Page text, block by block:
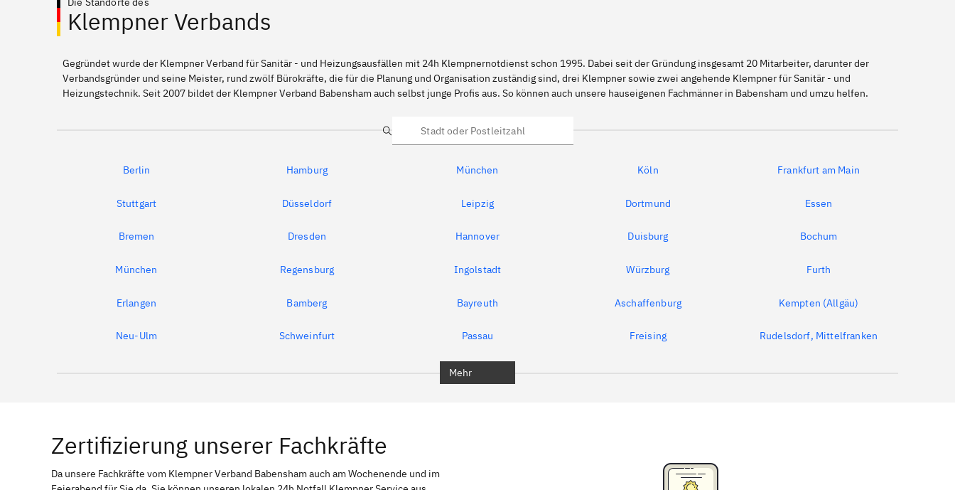
Klempner Verbands
Gegründet wurde der Klempner Verband für Sanitär - und Heizungsausfällen mit 24h Klempnernotdienst schon 1995. Dabei seit der Gründung insgesamt 20 Mitarbeiter, darunter der
Verbandsgründer und seine Meister, rund zwölf Bürokräfte, die für die Planung und Organisation zuständig sind, drei Klempner sowie zwei angehende Klempner für Sanitär - und
Heizungstechnik. Seit 2007 bildet der Klempner Verband Babensham auch selbst junge Profis aus. So können auch unsere hauseigenen Fachmänner in Babensham und umzu helfen.
Suche
Berlin Hamburg München Köln Frankfurt am Main
Stuttgart Düsseldorf Leipzig Dortmund Essen
Bremen Dresden Hannover Duisburg Bochum
München Regensburg Ingolstadt Würzburg Furth
Erlangen Bamberg Bayreuth Aschaffenburg Kempten (Allgäu)
Neu-Ulm Schweinfurt Passau Freising Rudelsdorf, Mittelfranken
Mehr
Zertifizierung unserer Fachkräfte
Da unsere Fachkräfte vom Klempner Verband Babensham auch am Wochenende und im